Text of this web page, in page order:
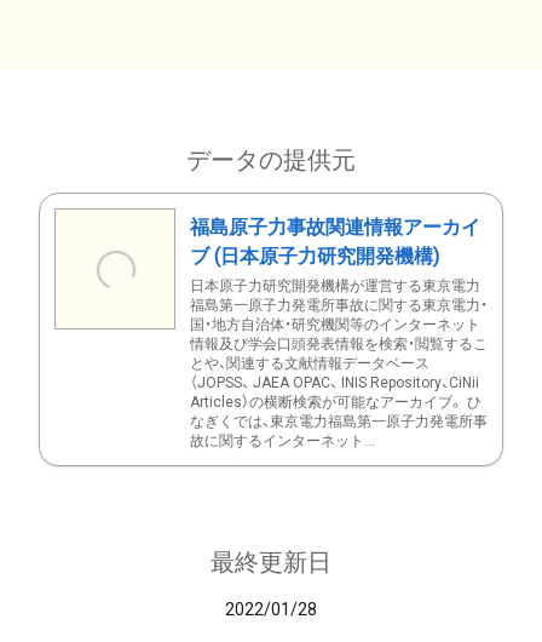
データの提供元
福島原子力事故関連情報アーカイ
ブ (日本原子力研究開発機構)
日本原子力研究開発機構が運営する東京電力
福島第一原子力発電所事故に関する東京電力・
国・地方自治体・研究機関等のインターネット
情報及び学会口頭発表情報を検索・閲覧するこ
とや、関連する文献情報データベース
（JOPSS、 JAEA OPAC、 INIS Repository、CiNii
Articles）の横断検索が可能なアーカイブ。 ひ
なぎくでは、東京電力福島第一原子力発電所事
故に関するインターネット...
最終更新日
2022/01/28